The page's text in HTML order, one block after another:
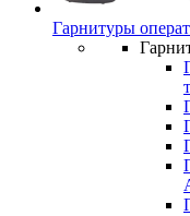
Гарнитуры